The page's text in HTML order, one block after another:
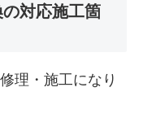
対応施工箇
理・施工になり